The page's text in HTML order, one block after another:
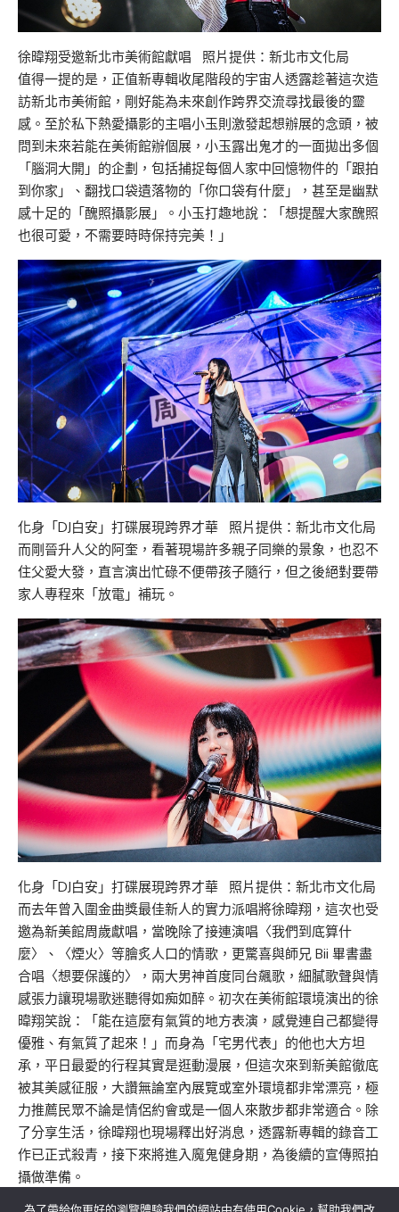
徐暐翔受邀新北市美術館獻唱 照片提供：新北市文化局
值得一提的是，正值新專輯收尾階段的宇宙人透露趁著這次造
訪新北市美術館，剛好能為未來創作跨界交流尋找最後的靈
感。至於私下熱愛攝影的主唱小玉則激發起想辦展的念頭，被
問到未來若能在美術館辦個展，小玉露出鬼才的一面拋出多個
「腦洞大開」的企劃，包括捕捉每個人家中回憶物件的「跟拍
到你家」、翻找口袋遺落物的「你口袋有什麼」，甚至是幽默
感十足的「醜照攝影展」。小玉打趣地說：「想提醒大家醜照
也很可愛，不需要時時保持完美！」
化身「DJ白安」打碟展現跨界才華 照片提供：新北市文化局
而剛晉升人父的阿奎，看著現場許多親子同樂的景象，也忍不
住父愛大發，直言演出忙碌不便帶孩子隨行，但之後絕對要帶
家人專程來「放電」補玩。
化身「DJ白安」打碟展現跨界才華 照片提供：新北市文化局
而去年曾入圍金曲獎最佳新人的實力派唱將徐暐翔，這次也受
邀為新美館周歲獻唱，當晚除了接連演唱〈我們到底算什
麼〉、〈煙火〉等膾炙人口的情歌，更驚喜與師兄 Bii 畢書盡
合唱〈想要保護的〉，兩大男神首度同台飆歌，細膩歌聲與情
感張力讓現場歌迷聽得如痴如醉。初次在美術館環境演出的徐
暐翔笑說：「能在這麼有氣質的地方表演，感覺連自己都變得
優雅、有氣質了起來！」而身為「宅男代表」的他也大方坦
承，平日最愛的行程其實是逛動漫展，但這次來到新美館徹底
被其美感征服，大讚無論室內展覽或室外環境都非常漂亮，極
力推薦民眾不論是情侶約會或是一個人來散步都非常適合。除
了分享生活，徐暐翔也現場釋出好消息，透露新專輯的錄音工
作已正式殺青，接下來將進入魔鬼健身期，為後續的宣傳照拍
攝做準備。